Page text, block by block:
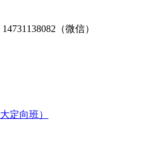
（微信）
定向班）